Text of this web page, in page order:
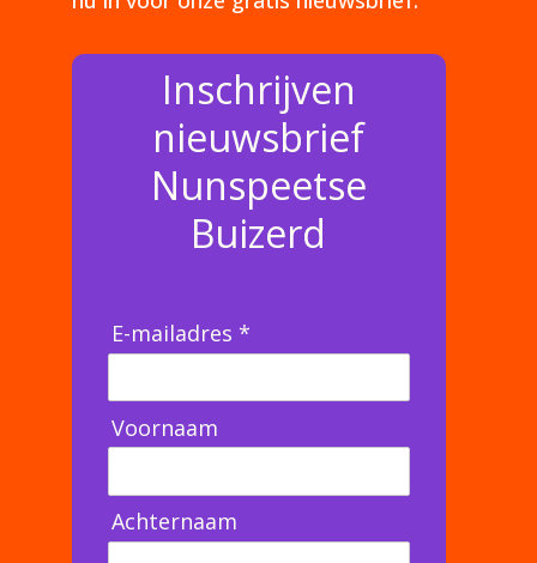
Inschrijven
nieuwsbrief
Nunspeetse
Buizerd
E-mailadres *
Voornaam
Achternaam